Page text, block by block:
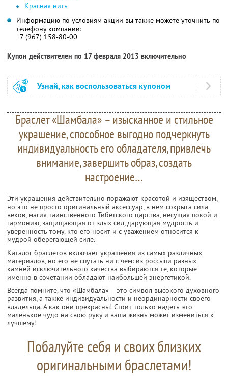
Красная нить
Информацию по условиям акции вы также можете уточнить по
телефону компании:
+7 (967) 158-80-00
Купон действителен по 17 февраля 2013 включительно
Узнай, как воспользоваться купоном
Браслет «Шамбала» – изысканное и стильное
украшение, способное выгодно подчеркнуть
индивидуальность его обладателя, привлечь
внимание, завершить образ, создать
настроение…
Эти украшения действительно поражают красотой и изяществом,
но это не просто оригинальный аксессуар, в нем сокрыта сила
веков, магия таинственного Тибетского царства, несущая покой и
гармонию, защищающая от злых сил, дарующая мудрость и
уверенность тому, кто его носит и с уважением относится к
мудрой оберегающей силе.
Каталог браслетов включает украшения из самых различных
материалов, но его не спутать ни с чем: из россыпи разных
камней исключительного качества выбираются те, которые
именно в сочетании обладают наибольшей энергетикой.
Всегда помните, что «Шамбала» – это символ высокого духовного
развития, а также индивидуальности и неординарности своего
владельца. А как они прекрасны! Стоит только надеть это
маленькое чудо на свою руку и ваша жизнь может измениться к
лучшему!
Побалуйте себя и своих близких
оригинальными браслетами!